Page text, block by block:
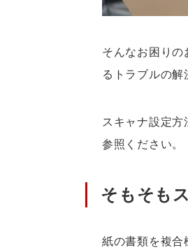
そんなお困りの
るトラブルの解
スキャナ設定方
参照ください。
そもそも
紙の書類を複合